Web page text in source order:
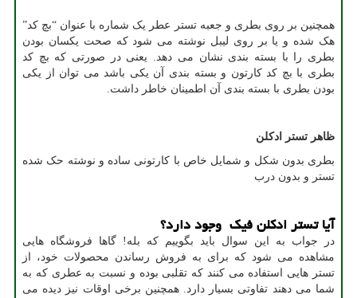
همچنین بر روی بطری و جعبه تستر عطر یک شماره با عنوان “بچ کد”
هک شده و یا بر روی لیبل نوشته می شود که صحت یکسان بودن
بطری را با بسته بندی نشان می دهد. یعنی در صورتی که بچ کد
بطری با بچ کد کارتون و بسته بندی آن یکی باشد می توان از یکی
بودن بطری با بسته بندی آن اطمینان خاطر داشت.
ظاهر تستر ادکلن
بطری بدون شکل و شمایل خاص با کارتونی ساده و نوشته حک شده
تستر و بدون درب
آیا تستر ادکلن فیک وجود دارد؟
در جواب به این سوال باید بگوییم که بله! گاها فروشگاه هایی
مشاهده می شود که برای به فروش رساندن محصولات خود، از
تستر هایی استفاده می کنند که تقلبی بوده و نسبت به عطری که به
شما می دهند تفاوتی بسیار دارد. همچنین برخی اوقات نیز دیده می